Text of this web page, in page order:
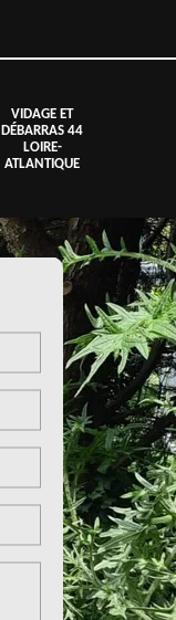
VIDAGE ET
DÉBARRAS 44
LOIRE-
ATLANTIQUE